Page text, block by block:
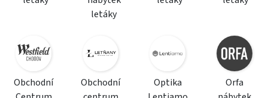
letáky
Obchodní
Obchodní
Optika
Orfa